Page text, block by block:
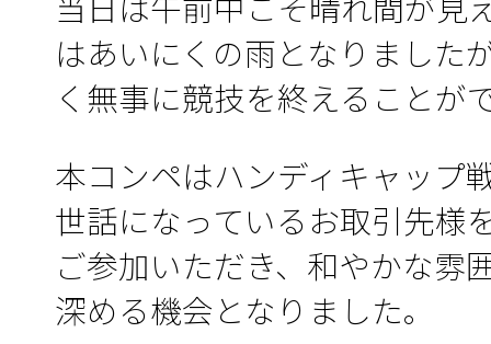
はあいにくの雨となりました
く無事に競技を終えることが
本コンペはハンディキャップ
世話になっているお取引先様
ご参加いただき、和やかな雰
深める機会となりました。